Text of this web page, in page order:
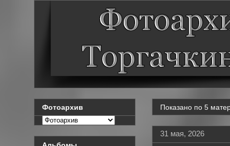
Показано по 5
31 мая, 2026
Фотоархив